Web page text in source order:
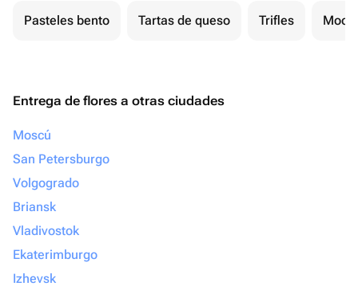
Pasteles bento Tartas de queso Trifles Mochi
Entrega de flores a otras ciudades
Moscú
San Petersburgo
Volgogrado
Briansk
Vladivostok
Ekaterimburgo
Izhevsk